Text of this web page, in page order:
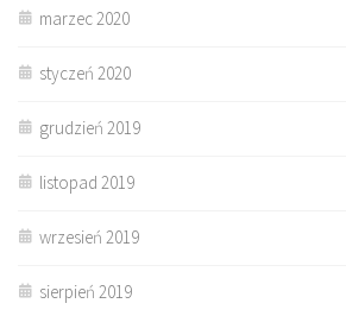
marzec 2020
styczeń 2020
grudzień 2019
listopad 2019
wrzesień 2019
sierpień 2019